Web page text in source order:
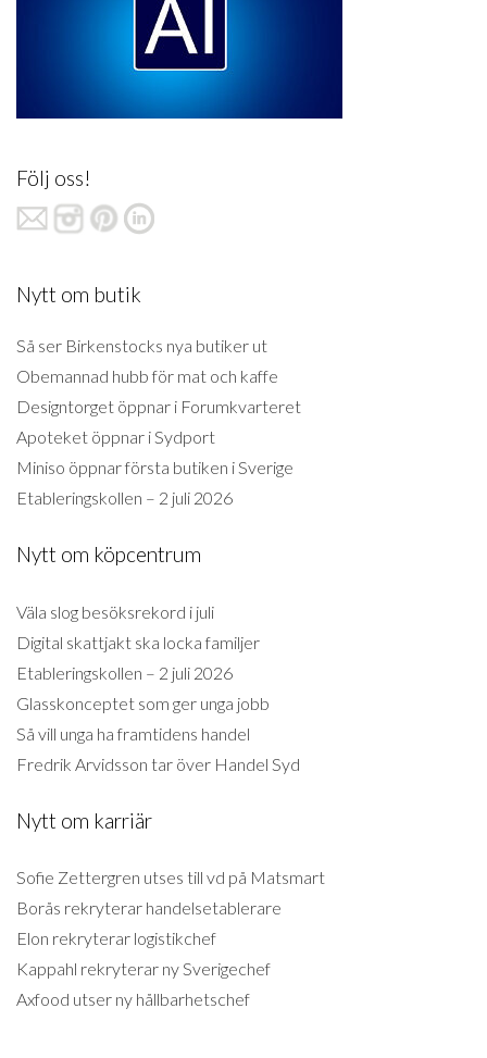
Följ oss!
Nytt om butik
Så ser Birkenstocks nya butiker ut
Obemannad hubb för mat och kaffe
Designtorget öppnar i Forumkvarteret
Apoteket öppnar i Sydport
Miniso öppnar första butiken i Sverige
Etableringskollen – 2 juli 2026
Nytt om köpcentrum
Väla slog besöksrekord i juli
Digital skattjakt ska locka familjer
Etableringskollen – 2 juli 2026
Glasskonceptet som ger unga jobb
Så vill unga ha framtidens handel
Fredrik Arvidsson tar över Handel Syd
Nytt om karriär
Sofie Zettergren utses till vd på Matsmart
Borås rekryterar handelsetablerare
Elon rekryterar logistikchef
Kappahl rekryterar ny Sverigechef
Axfood utser ny hållbarhetschef